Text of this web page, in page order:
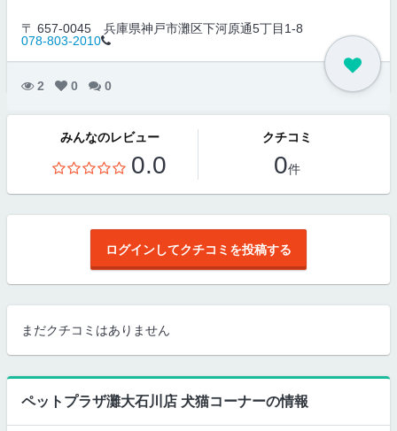
〒 657-0045
兵庫県神戸市灘区下河原通5丁目1-8
078-803-2010
2 0 0
みんなのレビュー
0.0
クチコミ
0件
ログインしてクチコミを投稿する
まだクチコミはありません
ペットプラザ灘大石川店 犬猫コーナーの情報